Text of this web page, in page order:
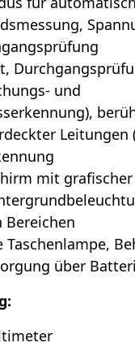
und
Leitungen
mit grafischer
Bereichen
über